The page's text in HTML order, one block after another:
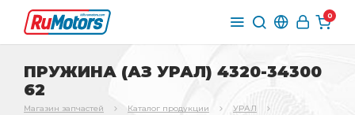
0
ПРУЖИНА (АЗ УРАЛ) 4320-34300
62
Магазин запчастей Каталог продукции
УРАЛ